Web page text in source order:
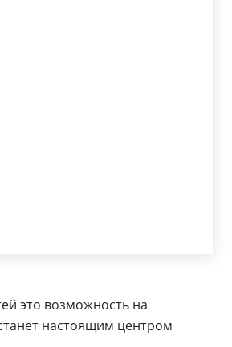
это возможность на
настоящим центром